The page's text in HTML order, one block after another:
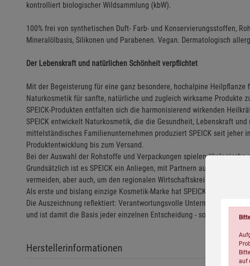
kontrolliert biologischer Wildsammlung (kbW).
100% frei von synthetischen Duft- Farb- und Konservierungsstoffen,
Mineralölbasis, Silikonen und Parabenen. Vegan. Dermatologisch
Der Lebenskraft und natürlichen Schönheit verpflichtet
Mit der Begeisterung für eine ganz besondere, hochalpine Heilpflanze
Naturkosmetik für sanfte, natürliche und zugleich wirksame Produkte
SPEICK-Produkten entfalten sich die harmonisierend wirkenden
SPEICK entwickelt Naturkosmetik, die die Gesundheit, Lebenskraft
mittelständisches Familienunternehmen produziert SPEICK seit jeher
Produktentwicklung bis zum Versand.
Bei der Auswahl der Rohstoffe und Verpackungen spielen
Grundsätzlich ist es SPEICK ein Anliegen, mit Partnern aus der Region
vermeiden, aber auch, um den regionalen Wirtschaftskreislauf zu
Als erste und bislang einzige Kosmetik-Marke hat SPEICK
Die Auszeichnung reflektiert: Verantwortungsvolle
und ist damit die Basis jeder einzelnen Entscheidung - sowohl im
Herstellerinformationen
auf